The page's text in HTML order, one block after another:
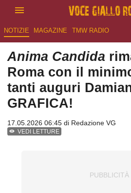
NOTIZIE MAGAZINE TMW RADIO
Anima Candida
Roma con il
tanti auguri
GRAFICA!
17.05.2026 06:45 di Redazione VG
VEDI LETTURE